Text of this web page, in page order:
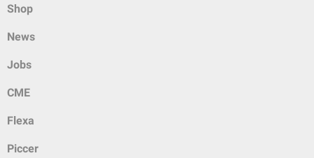
Shop
News
Jobs
CME
Flexa
Piccer